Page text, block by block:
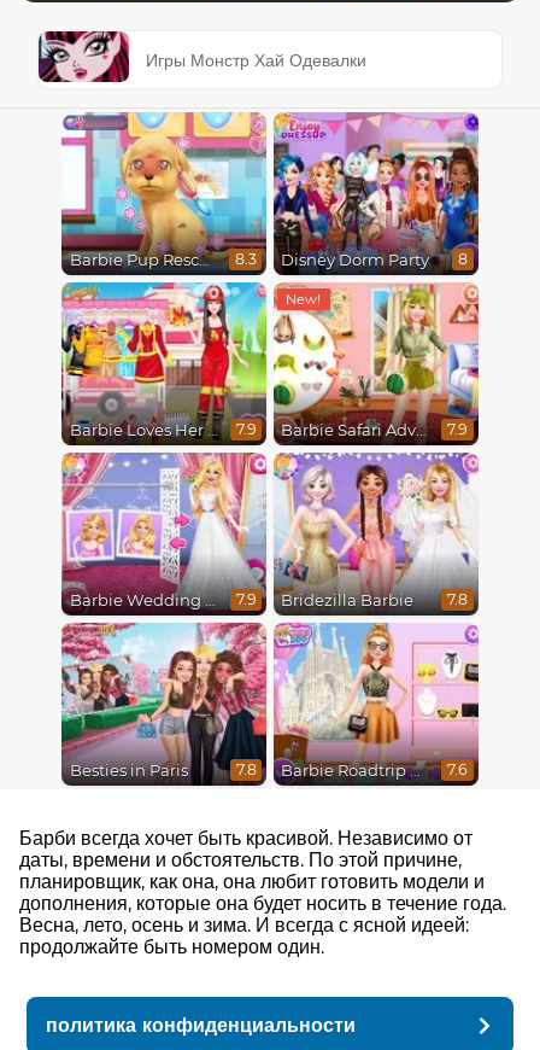
Игры Монстр Хай Одевалки
Barbie Pup Rescue 8.3 Disney Dorm Party 8
Barbie Loves Her Job 7.9 Barbie Safari Adventure 7.9
Barbie Wedding Fun 7.9 Bridezilla Barbie 7.8
Besties in Paris 7.8 Barbie Roadtrip Adventure 7.6
Барби всегда хочет быть красивой. Независимо от
даты, времени и обстоятельств. По этой причине,
планировщик, как она, она любит готовить модели и
дополнения, которые она будет носить в течение года.
Весна, лето, осень и зима. И всегда с ясной идеей:
продолжайте быть номером один.
политика конфиденциальности